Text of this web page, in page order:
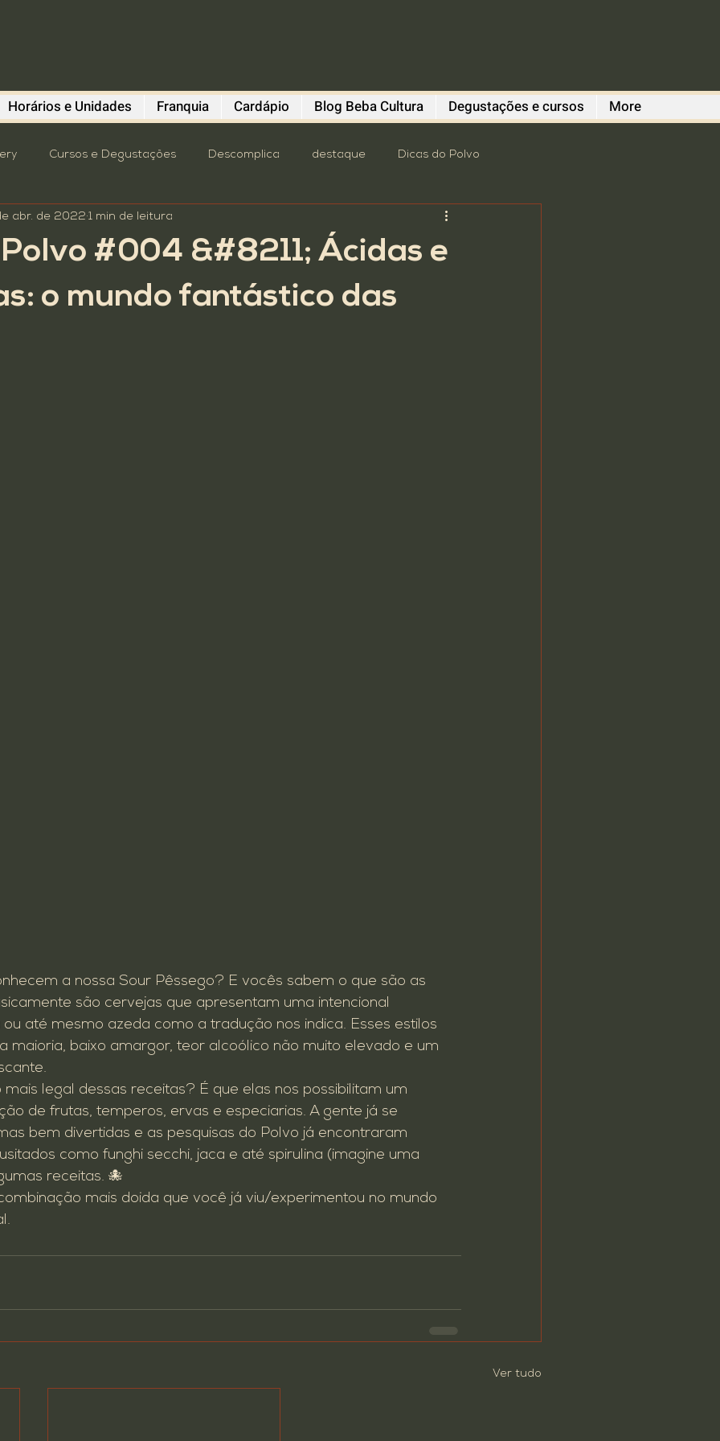
Horários e Unidades Franquia Cardápio Blog Beba Cultura Degustações e cursos More
Cursos e Degustações Descomplica destaque Dicas do Polvo
oktoberfest revitalização
4º distrito brewstillery Cursos e Degustações
#004 &#8211; Ácidas e
o mundo fantástico das
abr. de 2022 1 min de leitura
a nossa Sour Pêssego? E vocês sabem o que são as
são cervejas que apresentam uma intencional
até mesmo azeda como a tradução nos indica. Esses estilos
maioria, baixo amargor, teor alcoólico não muito elevado e um
mais legal dessas receitas? É que elas nos possibilitam um
de frutas, temperos, ervas e especiarias. A gente já se
bem divertidas e as pesquisas do Polvo já encontraram
como funghi secchi, jaca e até spirulina (imagine uma
receitas. 🐙
mais doida que você já viu/experimentou no mundo
Ver tudo